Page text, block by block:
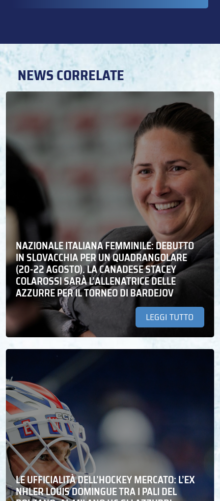
NEWS CORRELATE
NAZIONALE ITALIANA FEMMINILE: DEBUTTO
IN SLOVACCHIA PER UN QUADRANGOLARE
(20-22 AGOSTO). LA CANADESE STACEY
COLAROSSI SARÀ L’ALLENATRICE DELLE
AZZURRE PER IL TORNEO DI BARDEJOV
LEGGI TUTTO
LE UFFICIALITÀ DELL’HOCKEY MERCATO: L’EX
NHLER LOUIS DOMINGUE TRA I PALI DEL